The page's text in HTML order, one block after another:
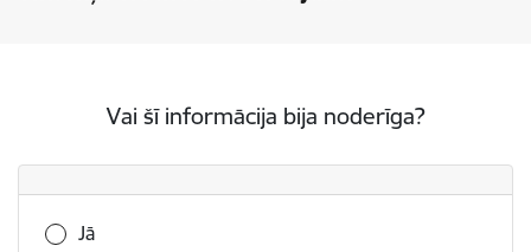
Vai šī informācija bija noderīga?
Vai šī informācija bija noderīga?
Jā